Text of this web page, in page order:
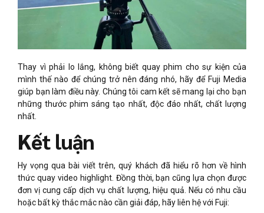
Thay vì phải lo lắng, không biết quay phim cho sự kiện của
mình thế nào để chúng trở nên đáng nhó, hãy để Fuji Media
giúp bạn làm điều này. Chúng tôi cam kết sẽ mang lại cho bạn
những thước phim sáng tạo nhất, độc đáo nhất, chất lượng
nhất.
Kết luận
Hy vọng qua bài viết trên, quý khách đã hiểu rõ hơn về hình
thức quay video highlight. Đồng thời, bạn cũng lựa chọn được
đơn vị cung cấp dịch vụ chất lượng, hiệu quả. Nếu có nhu cầu
hoặc bất kỳ thắc mắc nào cần giải đáp, hãy liên hệ với Fuji: